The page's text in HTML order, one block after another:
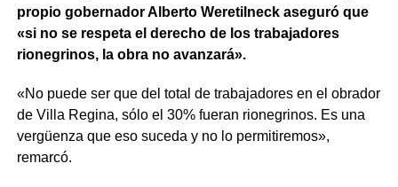
propio gobernador Alberto Weretilneck aseguró que
«si no se respeta el derecho de los trabajadores
rionegrinos, la obra no avanzará».
«No puede ser que del total de trabajadores en el obrador
de Villa Regina, sólo el 30% fueran rionegrinos. Es una
vergüenza que eso suceda y no lo permitiremos»,
remarcó.